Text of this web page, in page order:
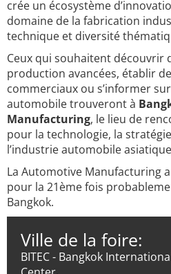
crée un écosystème
domaine de la fabrication
technique et diversité
Ceux qui souhaitent découvrir
production avancées, établir
commerciaux ou s’informer
automobile trouveront à
Manufacturing, le lieu de
pour la technologie, la
l’industrie automobile
La Automotive Manufacturing
pour la 21ème fois
Bangkok.
Ville de la foire:
BITEC - Bangkok